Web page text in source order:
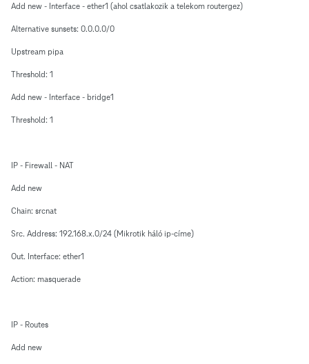
Add new - Interface - ether1 (ahol csatlakozik a telekom routergez)
Alternative sunsets: 0.0.0.0/0
Upstream pipa
Threshold: 1
Add new - Interface - bridge1
Threshold: 1
IP - Firewall - NAT
Add new
Chain: srcnat
Src. Address: 192.168.x.0/24 (Mikrotik háló ip-címe)
Out. Interface: ether1
Action: masquerade
IP - Routes
Add new